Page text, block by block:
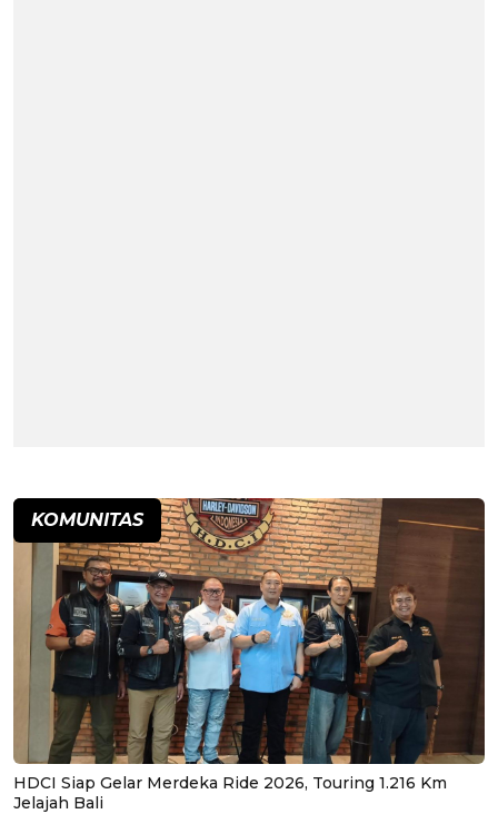
KOMUNITAS
HDCI Siap Gelar Merdeka Ride 2026, Touring 1.216 Km
Jelajah Bali